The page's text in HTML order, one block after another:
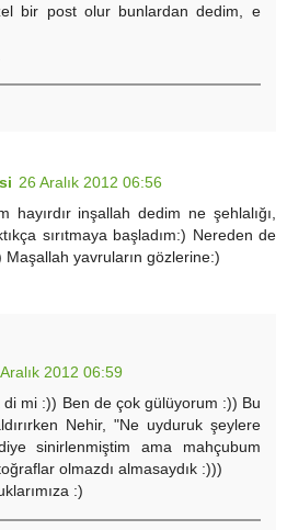
bir post olur bunlardan dedim, e
26 Aralık 2012 06:56
hayırdır inşallah dedim ne şehlalığı,
sırıtmaya başladım:) Nereden de
Maşallah yavruların gözlerine:)
2012 06:59
mi :)) Ben de çok gülüyorum :)) Bu
Nehir, "Ne uyduruk şeylere
sinirlenmiştim ama mahçubum
olmazdı almasaydık :)))
:)